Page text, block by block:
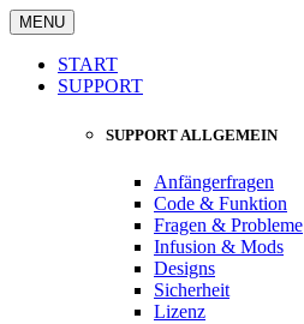
MENU
START
SUPPORT
SUPPORT ALLGEMEIN
Anfängerfragen
Code & Funktion
Fragen & Probleme
Infusion & Mods
Designs
Sicherheit
Lizenz